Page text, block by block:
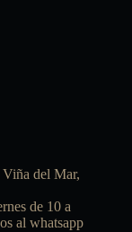
Viña del Mar,
de 10 a
al whatsapp